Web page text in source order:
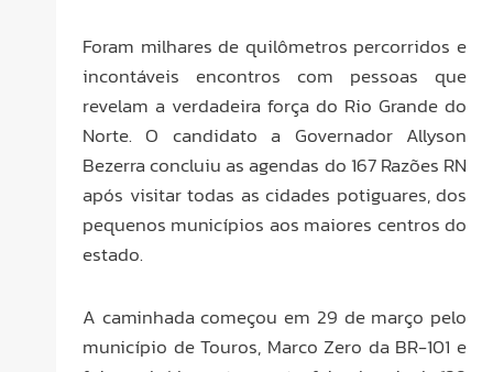
Foram milhares de quilômetros percorridos e
incontáveis encontros com pessoas que
revelam a verdadeira força do Rio Grande do
Norte. O candidato a Governador Allyson
Bezerra concluiu as agendas do 167 Razões RN
após visitar todas as cidades potiguares, dos
pequenos municípios aos maiores centros do
estado.
A caminhada começou em 29 de março pelo
município de Touros, Marco Zero da BR-101 e